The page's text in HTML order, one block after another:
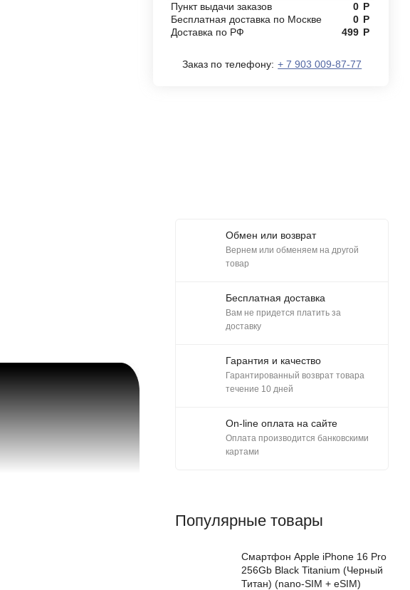
Пункт выдачи заказов
0 Р
Бесплатная доставка по Москве
0 Р
Доставка по РФ
499 Р
Заказ по телефону: + 7 903 009-87-77
Обмен или возврат
Вернем или обменяем на другой
товар
Бесплатная доставка
Вам не придется платить за
доставку
Гарантия и качество
Гарантированный возврат товара
течение 10 дней
On-line оплата на сайте
Оплата производится банковскими
картами
Популярные товары
Смартфон Apple iPhone 16 Pro
256Gb Black Titanium (Черный
Титан) (nano-SIM + eSIM)